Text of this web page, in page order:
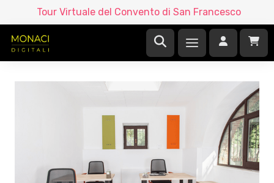
Tour Virtuale del Convento di San Francesco